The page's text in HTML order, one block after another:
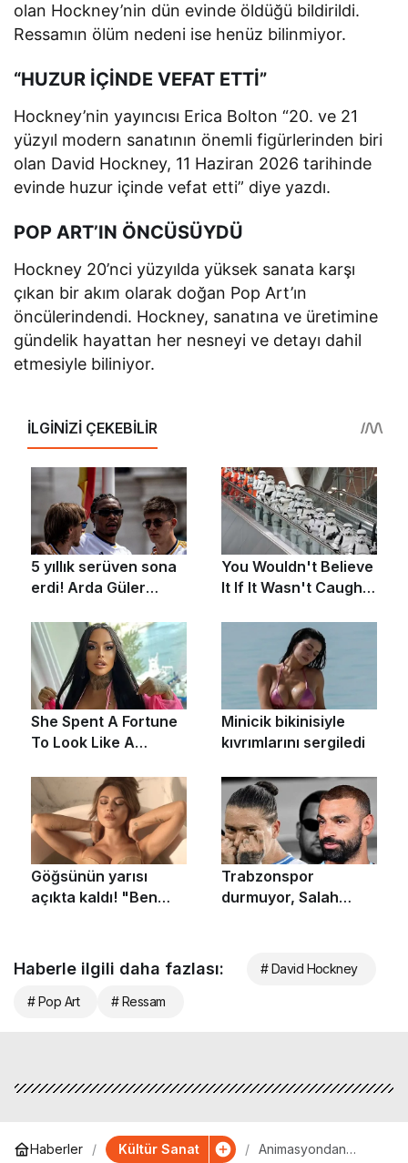
olan Hockney’nin dün evinde öldüğü bildirildi.
Ressamın ölüm nedeni ise henüz bilinmiyor.
“HUZUR İÇİNDE VEFAT ETTİ”
Hockney’nin yayıncısı Erica Bolton “20. ve 21
yüzyıl modern sanatının önemli figürlerinden biri
olan David Hockney, 11 Haziran 2026 tarihinde
evinde huzur içinde vefat etti” diye yazdı.
POP ART’IN ÖNCÜSÜYDÜ
Hockney 20’nci yüzyılda yüksek sanata karşı
çıkan bir akım olarak doğan Pop Art’ın
öncülerindendi. Hockney, sanatına ve üretimine
gündelik hayattan her nesneyi ve detayı dahil
etmesiyle biliniyor.
Haberle ilgili daha fazlası: # David Hockney
# Pop Art # Ressam
Haberler Kültür Sanat
Animasyondan